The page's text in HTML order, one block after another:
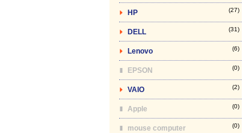
HP (27)
DELL (31)
Lenovo (6)
EPSON (0)
VAIO (2)
Apple (0)
mouse computer (0)